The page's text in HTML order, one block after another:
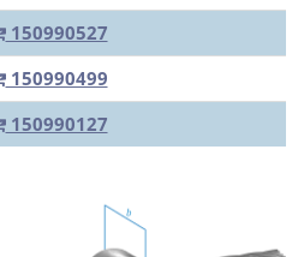
150990527
150990499
150990127